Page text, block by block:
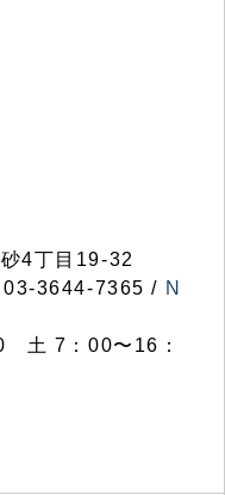
4丁目19-32
03-3644-7365 / N
土 7：00〜16：